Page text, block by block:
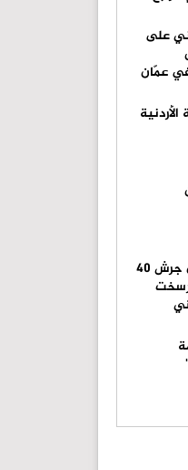
على
عمّان
إطفاء شعلة مهرجان جرش 40
رسخت